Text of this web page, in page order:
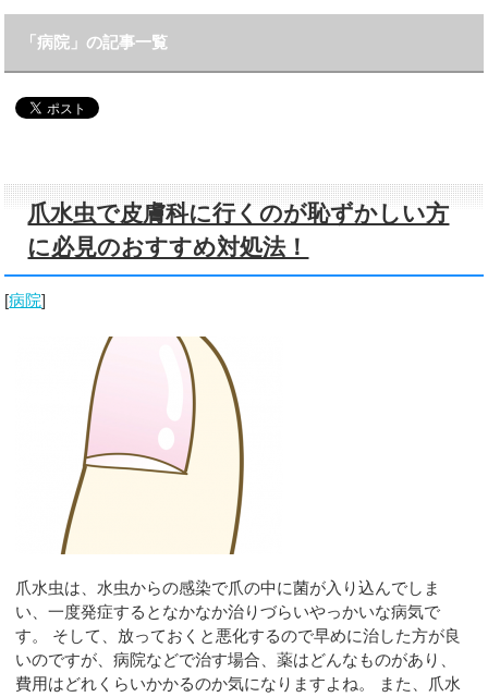
「病院」の記事一覧
爪水虫で皮膚科に行くのが恥ずかしい方
に必見のおすすめ対処法！
[病院]
爪水虫は、水虫からの感染で爪の中に菌が入り込んでしま
い、一度発症するとなかなか治りづらいやっかいな病気で
す。 そして、放っておくと悪化するので早めに治した方が良
いのですが、病院などで治す場合、薬はどんなものがあり、
費用はどれくらいかかるのか気になりますよね。 また、爪水